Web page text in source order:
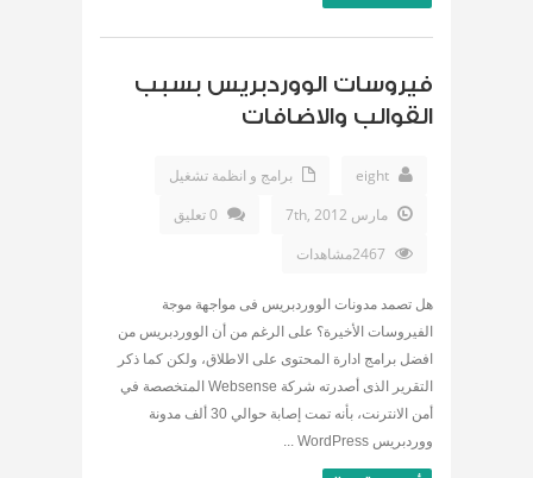
فيروسات الووردبريس بسبب
القوالب والاضافات
eight
برامج و انظمة تشغيل
مارس 7th, 2012
0 تعليق
هل تصمد مدونات الووردبريس فى مواجهة موجة
الفيروسات الأخيرة؟ على الرغم من أن الووردبريس من
افضل برامج ادارة المحتوى على الاطلاق، ولكن كما ذكر
التقرير الذى أصدرته شركة Websense المتخصصة في
أمن الانترنت، بأنه تمت إصابة حوالي 30 ألف مدونة
ووردبريس WordPress ...